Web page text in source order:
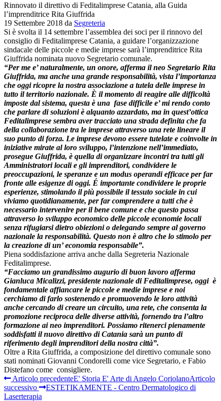
Rinnovato il direttivo di Feditalimprese Catania, alla Guida
l’imprenditrice Rita Giuffrida
19 Settembre 2018 da Segreteria
Si è svolta il 14 settembre l’assemblea dei soci per il rinnovo del
consiglio di Feditalimprese Catania, a guidare l’organizzazione
sindacale delle piccole e medie imprese sarà l’imprenditrice Rita
Giuffrida nominata nuovo Segretario comunale.
“Per me e’ naturalmente, un onore, afferma il neo Segretario Rita
Giuffrida, ma anche una grande responsabilità, vista l’importanza
che oggi ricopre la nostra associazione a tutela delle imprese in
tutto il territorio nazionale. È il momento di reagire alle difficoltà
imposte dal sistema, questa è una fase difficile e’ mi rendo conto
che parlare di soluzioni è alquanto azzardato, ma in quest’ottica
Feditalimprese sembra aver tracciato una strada definita che fa
della collaborazione tra le imprese attraverso una rete lineare il
suo punto di forza. Le imprese devono essere tutelate e coinvolte in
iniziative mirate al loro sviluppo, l’intenzione nell’immediato,
prosegue Giuffrida, è quella di organizzare incontri tra tutti gli
Amministratori locali e gli imprenditori, condividere le
preoccupazioni, le speranze e un modus operandi efficace per far
fronte alle esigenze di oggi. É importante condividere le proprie
esperienze, stimolando il più possibile il tessuto sociale in cui
viviamo quotidianamente, per far comprendere a tutti che è
necessario intervenire per il bene comune e che questo passa
attraverso lo sviluppo economico delle piccole economie locali
senza rifugiarsi dietro obiezioni o delegando sempre al governo
nazionale la responsabilità. Questo non è altro che lo stimolo per
la creazione di un’ economia responsabile”.
Piena soddisfazione arriva anche dalla Segreteria Nazionale
Feditalimprese.
“Facciamo un grandissimo augurio di buon lavoro afferma
Gianluca Micalizzi, presidente nazionale di Feditalimprese, oggi è
fondamentale affiancare le piccole e medie imprese e noi
cerchiamo di farlo sostenendo e promuovendo le loro attività
anche cercando di creare un circuito, una rete, che consenta la
promozione reciproca delle diverse attività, fornendo tra l’altro
formazione ai neo imprenditori. Possiamo ritenerci pienamente
soddisfatti il nuovo direttivo di Catania sarà un punto di
riferimento degli imprenditori della nostra città”.
Oltre a Rita Giuffrida, a composizione del direttivo comunale sono
stati nominati Giovanni Condorelli come vice Segretario, e Fabio
Distefano come consigliere.
Articolo precedenteE' Storia E' Arte di Angelo CoriolanoArticolo
successivo
ESTETIKAMENTE - Centro Dermatologico di
Laserterapia